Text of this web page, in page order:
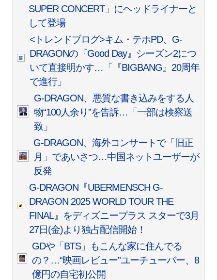
SUPER CONCERT」にヘッドライナーと
して登場
<トレンドブログ>キム・テホPD、G-
DRAGONの『Good Day』シーズン2につ
いて直接明かす…「『BIGBANG』20周年
で進行」
G-DRAGON、悪質な書き込みをする人
物“100人余り”を告訴…「一部は検察送
致」
G-DRAGON、海外コンサートで「旧正
月」であいさつ…中国ネットユーザーが
反発
G-DRAGON『UBERMENSCH G-
DRAGON 2025 WORLD TOUR THE
FINAL』をディズニープラス スターで3月
27日(金)より独占配信開始！
GDや「BTS」もこんな家に住んでる
の？…“映画レビュー”ユーチューバー、8
億円の自宅初公開